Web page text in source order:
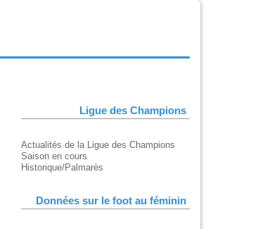
Ligue des Champions
Actualités de la Ligue des Champions
Saison en cours
Historique/Palmarès
Données sur le foot au féminin